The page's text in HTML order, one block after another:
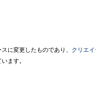
に変更したものであり、 クリエ
ます。